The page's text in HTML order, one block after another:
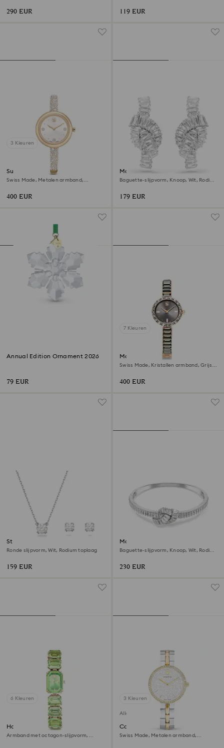
290 EUR 119 EUR
3 Kleuren
Sublima bangle horloge
Swiss Made, Metalen armband,
400 EUR
Matrix oorbellen
Baguette-slijpvorm, Knoop, Wit, Rodium
179 EUR
Annual Edition Ornament 2026
79 EUR
7 Kleuren
Matrix bangle horloge
Swiss Made, Kristallen armband, Grijs,
400 EUR
Stilla set
Ronde slijpvorm, Wit, Rodium toplaag
159 EUR
Matrix armband
Baguette-slijpvorm, Knoop, Wit, Rodium
230 EUR
6 Kleuren
Horloge
Armband met octagon-slijpvorm,
3 Kleuren
Alleen online
Cosmopolitan horloge
Swiss Made, Metalen armband,